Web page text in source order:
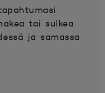
tai sulkea
ja samassa